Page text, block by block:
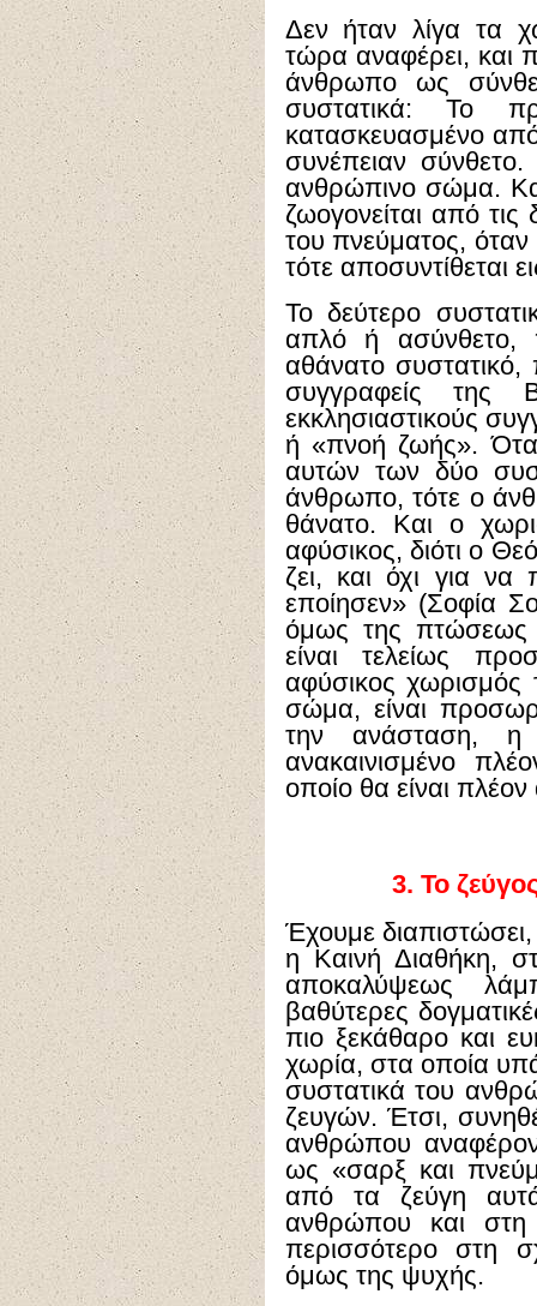
Δεν ήταν λίγα τα
τώρα αναφέρει, και
άνθρωπο ως
συστατικά: Το
κατασκευασμένο
συνέπειαν
ανθρώπινο σώμα.
ζωογονείται από
του πνεύματος, όταν
τότε αποσυντίθεται
Το δεύτερο
απλό ή ασύνθετο,
αθάνατο συστατικό,
συγγραφείς της
εκκλησιαστικούς
ή «πνοή ζωής».
αυτών των δύο
άνθρωπο, τότε ο
θάνατο. Και ο
αφύσικος, διότι ο
ζει, και όχι για να
εποίησεν» (Σοφία
όμως της πτώσεως
είναι τελείως
αφύσικος χωρισμός
σώμα, είναι
την ανάσταση,
ανακαινισμένο
οποίο θα είναι
3. Το
Έχουμε διαπιστώσει,
η Καινή Διαθήκη,
αποκαλύψεως
βαθύτερες
πιο ξεκάθαρο και
χωρία, στα οποία
συστατικά του
ζευγών. Έτσι,
ανθρώπου
ως «σαρξ και
από τα ζεύγη
ανθρώπου και στη
περισσότερο στη
όμως της ψυχής.